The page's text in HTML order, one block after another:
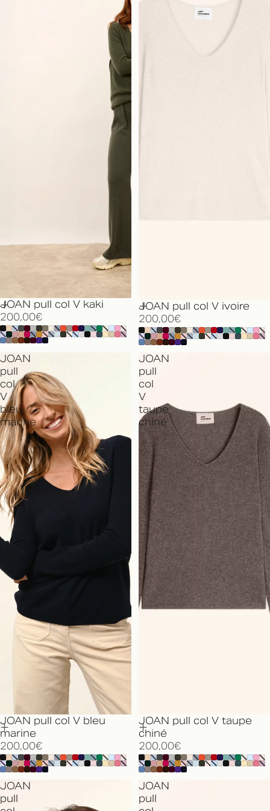
JOAN pull col V kaki
200,00€
JOAN pull col V ivoire
200,00€
JOAN
pull
col
V
bleu
marine
JOAN pull col V bleu
marine
200,00€
JOAN
pull
col
V
taupe
chiné
JOAN pull col V taupe
chiné
200,00€
JOAN
pull
JOAN
pull